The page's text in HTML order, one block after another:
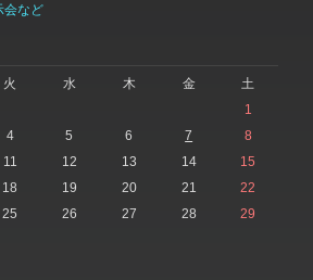
会など
火 水 木 金
土
1
4 5 6 7
8
11 12 13 14
15
18 19 20 21
22
25 26 27 28
29